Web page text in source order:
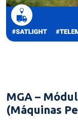
MGA –
(Máquinas